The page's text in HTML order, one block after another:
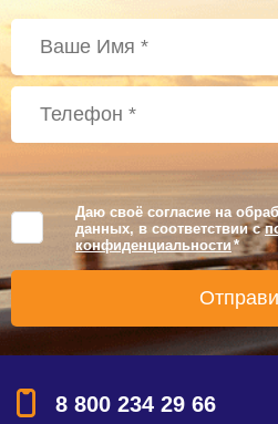
Даю своё согласие на
данных, в соответствии с
конфиденциальности *
8 800 234 29 66